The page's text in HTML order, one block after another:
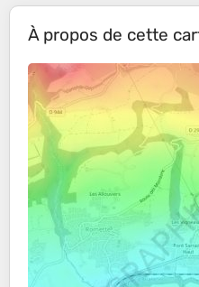
À propos de cette